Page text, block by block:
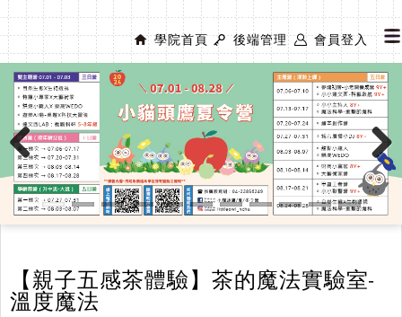
學院首頁 後端管理 會員登入
Previous Next
【親子五感茶體驗】茶的魔法實驗室-
溫度魔法